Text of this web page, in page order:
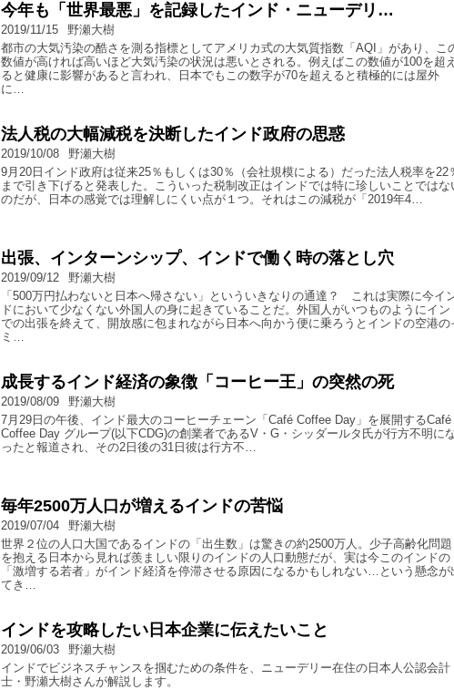
今年も「世界最悪」を記録したインド・ニューデリ…
2019/11/15
野瀬大樹
都市の大気汚染の酷さを測る指標としてアメリカ式の大気質指数「AQI」があり、こ
数値が高ければ高いほど大気汚染の状況は悪いとされる。例えばこの数値が100を超え
ると健康に影響があると言われ、日本でもこの数字が70を超えると積極的には屋外
に…
法人税の大幅減税を決断したインド政府の思惑
2019/10/08
野瀬大樹
9月20日インド政府は従来25％もしくは30％（会社規模による）だった法人税率を22
まで引き下げると発表した。こういった税制改正はインドでは特に珍しいことではな
のだが、日本の感覚では理解しにくい点が１つ。それはこの減税が「2019年4…
出張、インターンシップ、インドで働く時の落とし穴
2019/09/12
野瀬大樹
「500万円払わないと日本へ帰さない」といういきなりの通達？ これは実際に今イ
ドにおいて少なくない外国人の身に起きていることだ。外国人がいつものようにイン
での出張を終えて、開放感に包まれながら日本へ向かう便に乗ろうとインドの空港の
ミ…
成長するインド経済の象徴「コーヒー王」の突然の死
2019/08/09
野瀬大樹
7月29日の午後、インド最大のコーヒーチェーン「Café Coffee Day」を展開するCafé
Coffee Day グループ(以下CDG)の創業者であるV・G・シッダールタ氏が行方不明に
ったと報道され、その2日後の31日彼は行方不…
毎年2500万人口が増えるインドの苦悩
2019/07/04
野瀬大樹
世界２位の人口大国であるインドの「出生数」は驚きの約2500万人。少子高齢化問題
を抱える日本から見れば羨ましい限りのインドの人口動態だが、実は今このインドの
「激増する若者」がインド経済を停滞させる原因になるかもしれない…という懸念が
てき…
インドを攻略したい日本企業に伝えたいこと
2019/06/03
野瀬大樹
インドでビジネスチャンスを掴むための条件を、ニューデリー在住の日本人公認会計
士・野瀬大樹さんが解説します。